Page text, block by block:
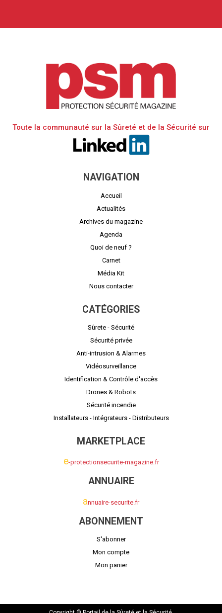
Toute la communauté sur la Sûreté et de la Sécurité sur
NAVIGATION
Accueil
Actualités
Archives du magazine
Agenda
Quoi de neuf ?
Carnet
Média Kit
Nous contacter
CATÉGORIES
Sûrete - Sécurité
Sécurité privée
Anti-intrusion & Alarmes
Vidéosurveillance
Identification & Contrôle d'accès
Drones & Robots
Sécurité incendie
Installateurs - Intégrateurs - Distributeurs
MARKETPLACE
e-protectionsecurite-magazine.fr
ANNUAIRE
annuaire-securite.fr
ABONNEMENT
S'abonner
Mon compte
Mon panier